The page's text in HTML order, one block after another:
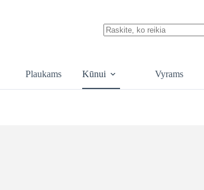
Plaukams Kūnui Vyrams